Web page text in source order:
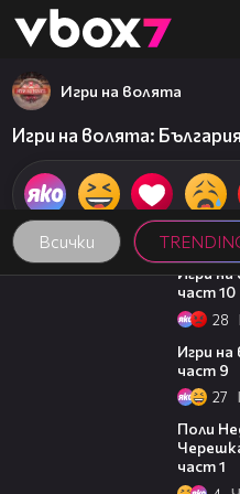
👾
Всички
Игри на волята
Игри на волята:
10:11
Игри на
част 10
28
Игри на
част 9
27
Поли
част 1